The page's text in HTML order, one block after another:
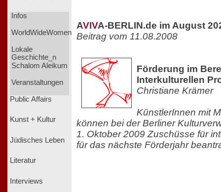
Infos
WorldWideWomen
Lokale
Geschichte_n
Schalom Aleikum
Veranstaltungen
Public Affairs
Kunst + Kultur
Jüdisches Leben
Literatur
Interviews
AVIVA-BERLIN.de im August
Beitrag vom 11.08.2008
Förderung im
Interkulturellen
Christiane Krämer
KünstlerInnen mit
können bei der Berliner
1. Oktober 2009 Zuschüsse für
für das nächste Förderjahr